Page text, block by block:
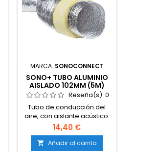
MARCA: SONOCONNECT
SONO+ TUBO ALUMINIO
AISLADO 102MM (5M)
Reseña(s): 0
Tubo de conducción del
aire, con aislante acústico.
14,40 €
 Añadir al carrito